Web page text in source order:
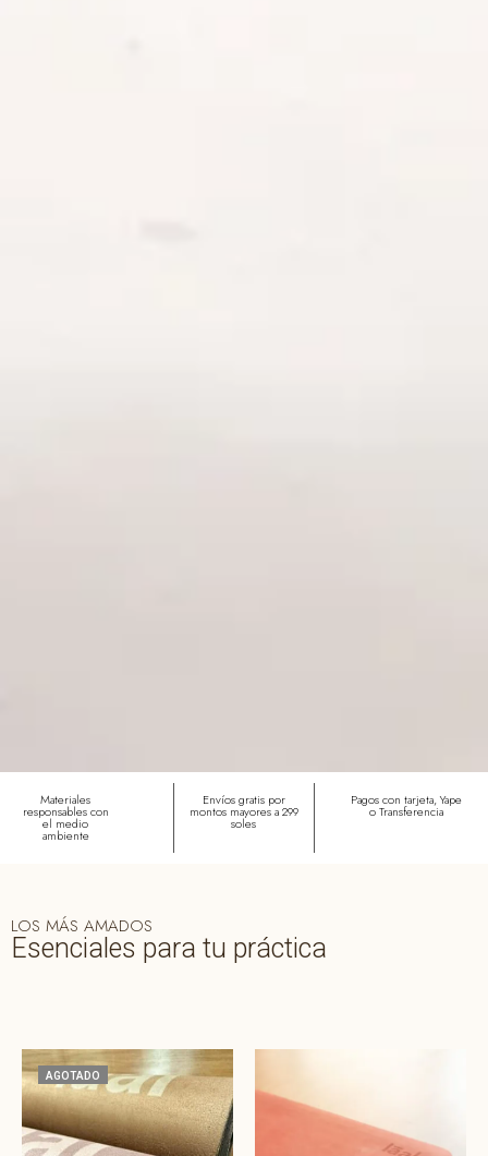
Materiales
responsables con
el medio
ambiente
Envíos gratis por
montos mayores a 299
soles
Pagos con tarjeta, Yape
o Transferencia
LOS MÁS AMADOS
Esenciales para tu práctica
AGOTADO